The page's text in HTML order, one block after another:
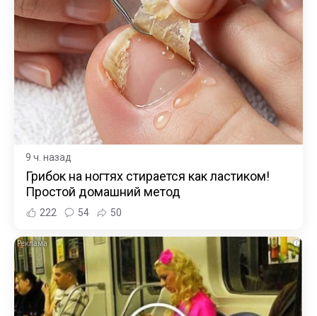
9 ч. назад
Грибок на ногтях стирается как ластиком!
Простой домашний метод
222 54 50
i